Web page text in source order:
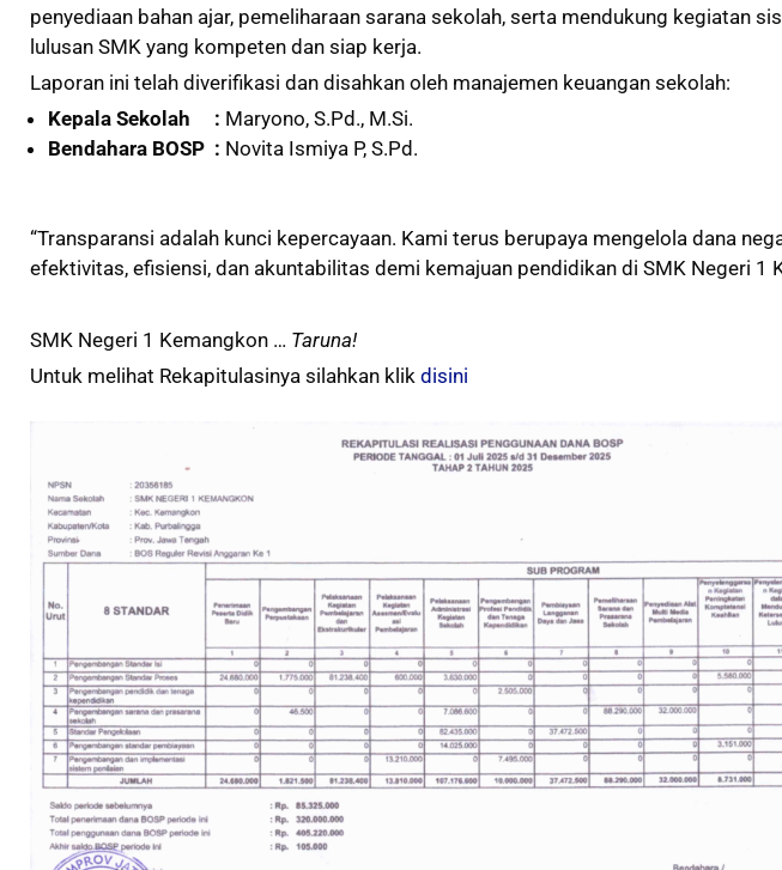
penyediaan bahan ajar, pemeliharaan sarana sekolah, serta mendukung kegiatan
lulusan SMK yang kompeten dan siap kerja.
Laporan ini telah diverifikasi dan disahkan oleh manajemen keuangan sekolah:
Kepala Sekolah : Maryono, S.Pd., M.Si.
Bendahara BOSP : Novita Ismiya P, S.Pd.
“Transparansi adalah kunci kepercayaan. Kami terus berupaya mengelola dana
efektivitas, efisiensi, dan akuntabilitas demi kemajuan pendidikan di SMK Negeri 1
SMK Negeri 1 Kemangkon … Taruna!
Untuk melihat Rekapitulasinya silahkan klik disini